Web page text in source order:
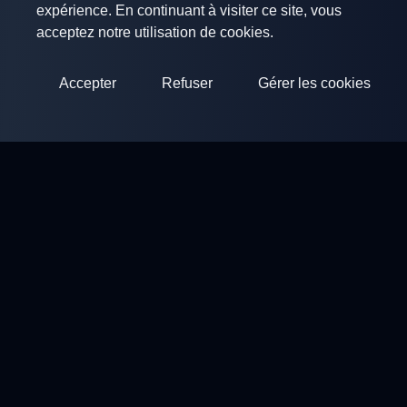
expérience. En continuant à visiter ce site, vous
acceptez notre utilisation de cookies.
Accepter Refuser Gérer les cookies